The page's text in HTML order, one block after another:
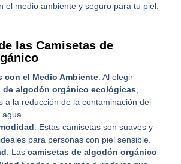
el medio ambiente y seguro para tu piel.
las Camisetas de
con el Medio Ambiente: Al elegir
de algodón orgánico ecológicas
a la reducción de la contaminación del
: Estas camisetas son suaves y
para personas con piel sensible.
: Las camisetas de algodón orgánico